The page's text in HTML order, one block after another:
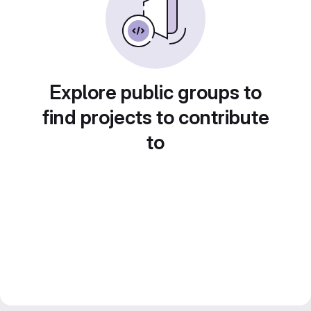
Explore public groups to
find projects to contribute
to